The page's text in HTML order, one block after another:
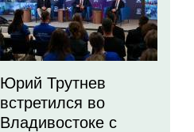
Юрий Трутнев
встретился во
Владивостоке с